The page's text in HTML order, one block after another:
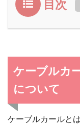
目次
ケーブルカ
について
ケーブルカールと